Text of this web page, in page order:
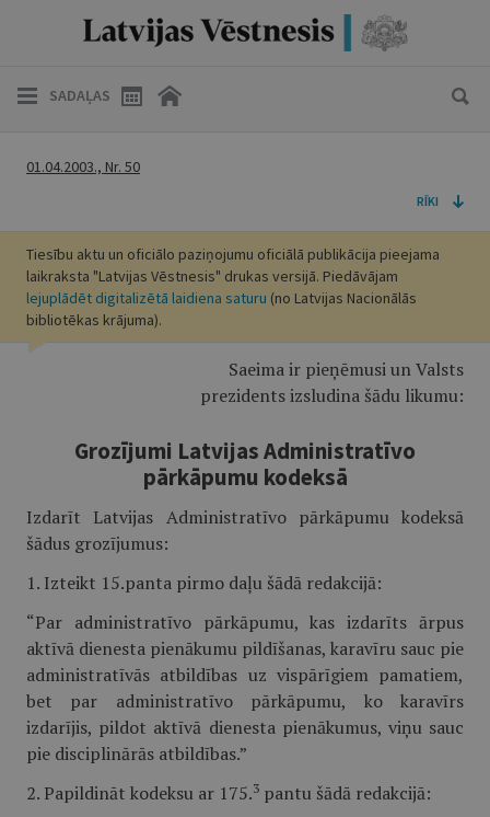
SADAĻAS
01.04.2003., Nr. 50
RĪKI
Tiesību aktu un oficiālo paziņojumu oficiālā publikācija pieejama
laikraksta "Latvijas Vēstnesis" drukas versijā. Piedāvājam
lejuplādēt digitalizētā laidiena saturu (no Latvijas Nacionālās
bibliotēkas krājuma).
Saeima ir pieņēmusi un Valsts
prezidents izsludina šādu likumu:
Grozījumi Latvijas Administratīvo
pārkāpumu kodeksā
Izdarīt Latvijas Administratīvo pārkāpumu kodeksā
šādus grozījumus:
1. Izteikt 15.panta pirmo daļu šādā redakcijā:
“Par administratīvo pārkāpumu, kas izdarīts ārpus
aktīvā dienesta pienākumu pildīšanas, karavīru sauc pie
administratīvās atbildības uz vispārīgiem pamatiem,
bet par administratīvo pārkāpumu, ko karavīrs
izdarījis, pildot aktīvā dienesta pienākumus, viņu sauc
pie disciplinārās atbildības.”
2. Papildināt kodeksu ar 175.3 pantu šādā redakcijā: